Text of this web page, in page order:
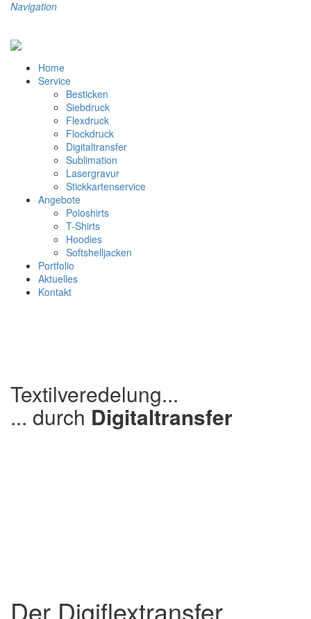
Navigation
Home
Service
Besticken
Siebdruck
Flexdruck
Flockdruck
Digitaltransfer
Sublimation
Lasergravur
Stickkartenservice
Angebote
Poloshirts
T-Shirts
Hoodies
Softshelljacken
Portfolio
Aktuelles
Kontakt
Textilveredelung...
... durch Digitaltransfer
Der Digiflextransfer